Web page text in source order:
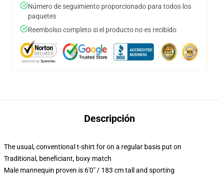
Número de seguimiento proporcionado para todos los
paquetes
Reembolso completo si el producto no es recibido
Descripción
The usual, conventional t-shirt for on a regular basis put on
Traditional, beneficiant, boxy match
Male mannequin proven is 6'0" / 183 cm tall and sporting